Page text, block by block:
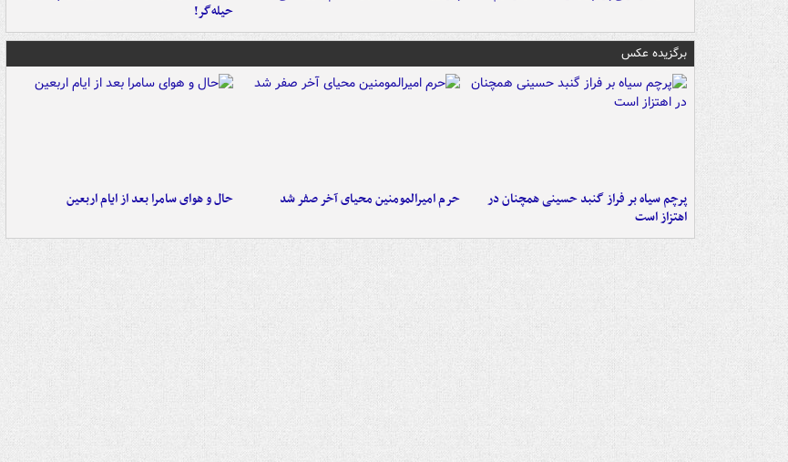
حیله‌گر!
برگزیده عکس
پرچم سیاه بر فراز گنبد حسینی همچنان در
اهتزاز است
حرم امیرالمومنین محیای آخر صفر شد حال و هوای سامرا بعد از ایام اربعین